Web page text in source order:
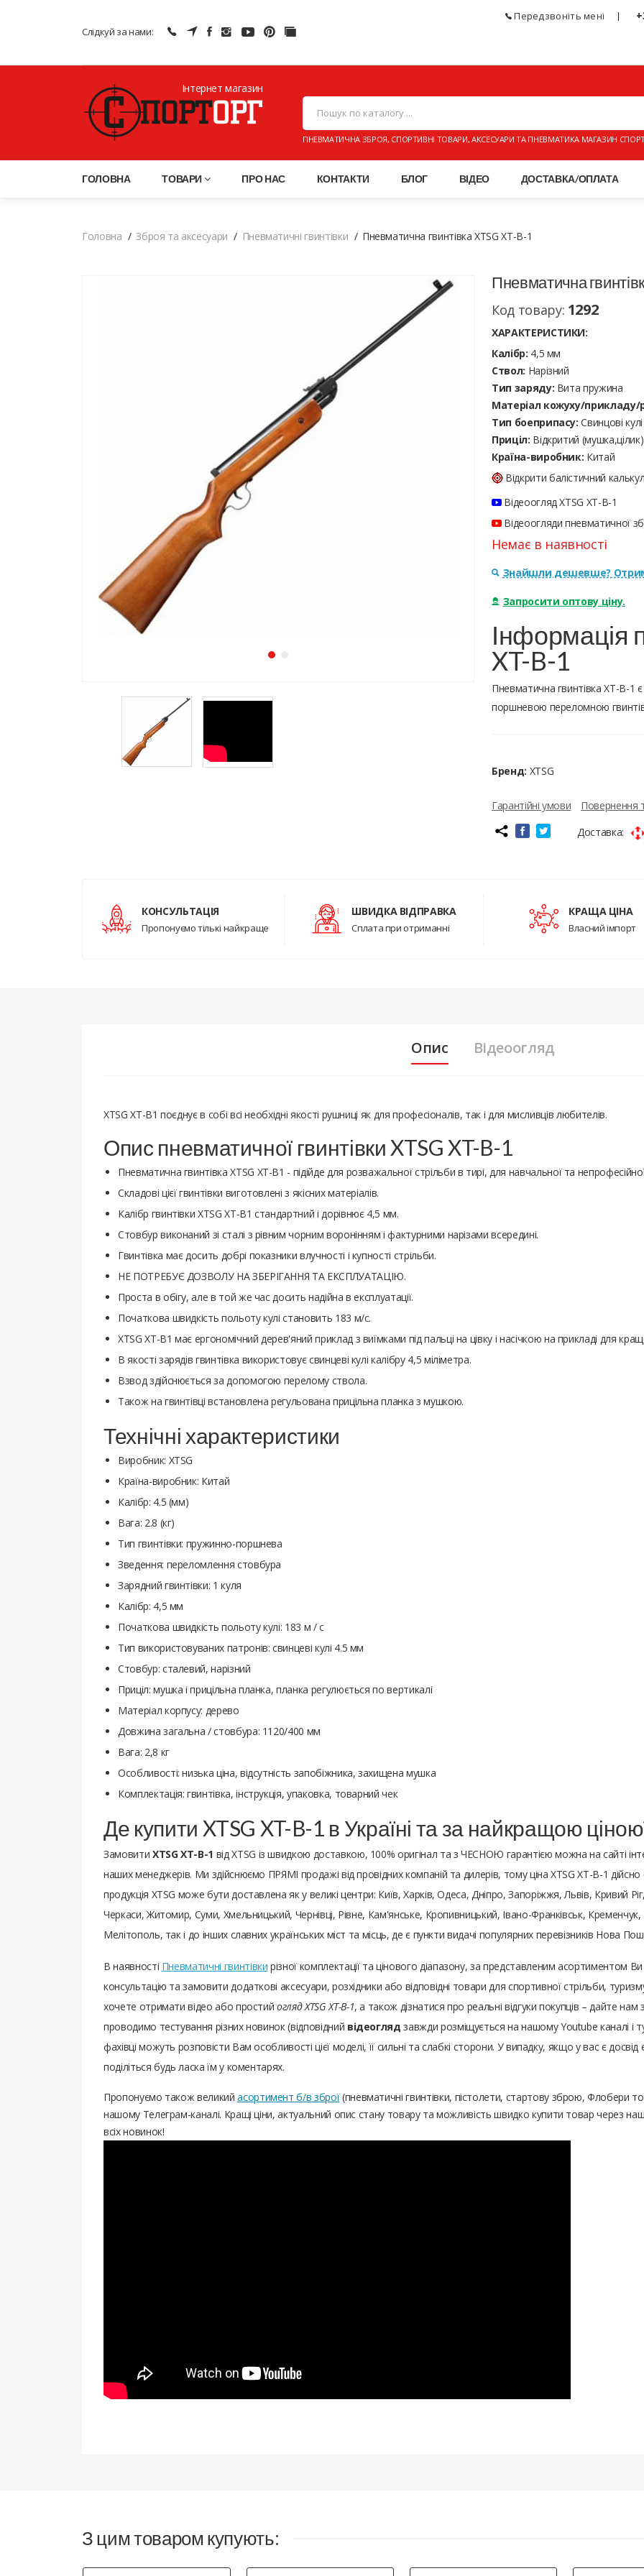
Слідкуй за нами:
Передзвоніть мені
Інтернет магазин
ПНЕВМАТИЧНА ЗБРОЯ, СПОРТИВНІ ТОВАРИ, АКСЕСУАРИ ТА ПНЕВМАТИКА МАГАЗИН
ГОЛОВНА ТОВАРИ ПРО НАС КОНТАКТИ БЛОГ ВІДЕО ДОСТАВКА/ОПЛАТА
Головна Зброя та аксесуари Пневматичні гвинтівки Пневматична гвинтівка XTSG XT-B-1
Пневматична
Код товару: 1292
ХАРАКТЕРИСТИКИ:
Калібр: 4,5 мм
Ствол: Нарізний
Тип заряду: Вита пружина
Матеріал кожуху/прикладу/
Тип боеприпасу: Cвинцові кулі
Приціл: Відкритий (мушка,цілик)
Країна-виробник: Китай
Відкрити балістичний
Відеоогляд XTSG XT-B-1
Відеоогляди пневматичної
Немає в наявності
Знайшли дешевше?
Запросити оптову ціну.
Інформація
XT-B-1
Пневматична гвинтівка XT-B-1
поршневою переломною
Бренд: XTSG
Гарантійні умови Повернення
Доставка:
КОНСУЛЬТАЦІЯ
Пропонуємо тількі найкраще
ШВИДКА ВІДПРАВКА
Сплата при отриманні
КРАЩА ЦІНА
Власний імпорт
Опис Відеоогляд
XTSG XT-B1 поєднує в собі всі необхідні якості рушниці як для професіоналів, так і для мисливців любителів.
Опис пневматичної гвинтівки XTSG XT-B-1
Пневматична гвинтівка XTSG XT-B1 - підійде для розважальної стрільби в тирі, для навчальної та
Складові цієї гвинтівки виготовлені з якісних матеріалів.
Калібр гвинтівки XTSG XT-B1 стандартний і дорівнює 4,5 мм.
Стовбур виконаний зі сталі з рівним чорним воронінням і фактурними нарізами всередині.
Гвинтівка має досить добрі показники влучності і купності стрільби.
НЕ ПОТРЕБУЄ ДОЗВОЛУ НА ЗБЕРІГАННЯ ТА ЕКСПЛУАТАЦІЮ.
Проста в обігу, але в той же час досить надійна в експлуатації.
Початкова швидкість польоту кулі становить 183 м/с.
XTSG XT-B1 має ергономічний дерев'яний приклад з виїмками під пальці на цівку і насічкою на прикладі для
В якості зарядів гвинтівка використовує свинцеві кулі калібру 4,5 міліметра.
Взвод здійснюється за допомогою перелому ствола.
Також на гвинтівці встановлена регульована прицільна планка з мушкою.
Технічні характеристики
Виробник: XTSG
Країна-виробник: Китай
Калібр: 4.5 (мм)
Вага: 2.8 (кг)
Тип гвинтівки: пружинно-поршнева
Зведення: переломлення стовбура
Зарядний гвинтівки: 1 куля
Калібр: 4,5 мм
Початкова швидкість польоту кулі: 183 м / с
Тип використовуваних патронів: свинцеві кулі 4.5 мм
Стовбур: сталевий, нарізний
Приціл: мушка і прицільна планка, планка регулюється по вертикалі
Матеріал корпусу: дерево
Довжина загальна / стовбура: 1120/400 мм
Вага: 2,8 кг
Особливості: низька ціна, відсутність запобіжника, захищена мушка
Комплектація: гвинтівка, інструкція, упаковка, товарний чек
Де купити XTSG XT-B-1 в Україні та за найкращою
Замовити XTSG XT-B-1 від XTSG із швидкою доставкою, 100% оригінал та з ЧЕСНОЮ гарантією можна на сайті
наших менеджерів. Ми здійснюємо ПРЯМІ продажі від провідних компаній та дилерів, тому ціна XTSG XT-B-1
продукція XTSG може бути доставлена ​​як у великі центри: Київ, Харків, Одеса, Дніпро, Запоріжжя, Львів, Кривий
Черкаси, Житомир, Суми, Хмельницький, Чернівці, Рівне, Кам'янське, Кропивницький, Івано-Франківськ,
Мелітополь, так і до інших славних українських міст та місць, де є пункти видачі популярних перевізників Нова
В наявності Пневматичні гвинтівки різної комплектації та цінового діапазону, за представленим
консультацію та замовити додаткові аксесуари, розхідники або відповідні товари для спортивної стрільби,
хочете отримати відео або простийогляд XTSG XT-B-1, а також дізнатися про реальні відгуки покупців – дайте
проводимо тестування різних новинок (відповідний відеогляд завжди розміщується на нашому Youtube каналі і
фахівці можуть розповісти Вам особливості цієї моделі, її сильні та слабкі сторони. У випадку, якщо у вас є
поділіться будь ласка їм у коментарях.
Пропонуємо також великийасортимент б/в зброї(пневматичні гвинтівки, пістолети, стартову зброю, Флобери
нашому Телеграм-каналі. Кращі ціни, актуальний опис стану товару та можливість швидко купити товар через
всіх новинок!
З цим товаром купують: